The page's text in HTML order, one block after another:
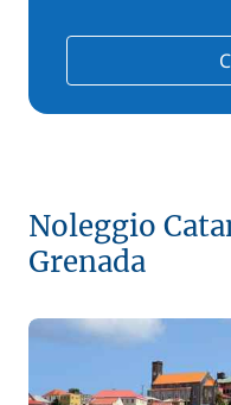
Noleggio
Grenada